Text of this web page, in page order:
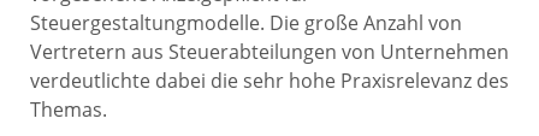
Steuergestaltungmodelle. Die große Anzahl von
Vertretern aus Steuerabteilungen von Unternehmen
verdeutlichte dabei die sehr hohe Praxisrelevanz des
Themas.